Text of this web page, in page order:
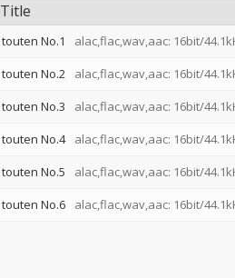
Title
touten No.1 alac,flac,wav,aac: 16bit/
touten No.2 alac,flac,wav,aac: 16bit/
touten No.3 alac,flac,wav,aac: 16bit/
touten No.4 alac,flac,wav,aac: 16bit/
touten No.5 alac,flac,wav,aac: 16bit/
touten No.6 alac,flac,wav,aac: 16bit/